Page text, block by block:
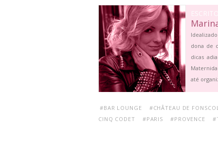
dona de
dicas
até
#BAR LOUNGE
#CHÂTEAU DE
CINQ CODET
#PARIS #PROVENCE